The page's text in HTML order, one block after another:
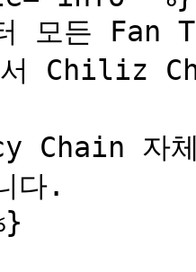
모든
Chiliz
Chain 자체
다.